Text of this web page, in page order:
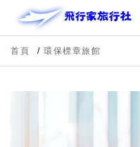
首頁 環保標章旅館